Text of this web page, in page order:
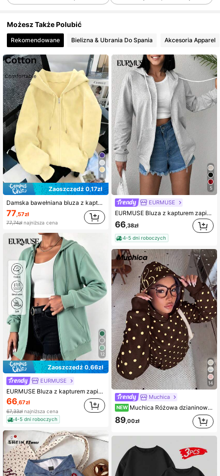
464 Obserwujący
4,82
4,82 464 Obserwujący
4,82 464 Obserwujący
4,82 464 Obserwujący
4,82 464 Obserwujący
Możesz Także Polubić
Rekomendowane Bielizna & Ubrania Do Spania Akcesoria Apparel
8
Zaoszczędź 0,17zł
Damska bawełniana bluza z kapturem na suwak, casualowa oversize'owa bluza z kapturem w stylu Y2K, miękka, oddychająca, wygodna i uniwersalna kurtka z długim rękawem
77 ,57zł
77,74zł najniższa cena
12
Zaoszczędź 0,66zł
EURMUSE
EURMUSE Bluza z kapturem zapinana na suwak, wykonana w 100% z bawełny
66,67zł
67,33zł najniższa cena
4-5 dni roboczych
5
EURMUSE
EURMUSE Bluza z kapturem zapinana na zamek błyskawiczny, ściągana sznurkiem, wykonana w 100% z bawełny
66 ,38zł
4-5 dni roboczych
14
Muchica
NEW Muchica Różowa dzianinowa bluza z kapturem w grochy dla kobiet
89,00zł